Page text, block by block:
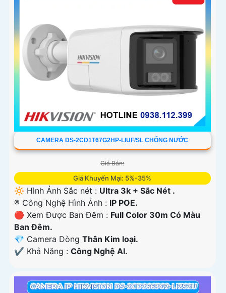
CAMERA DS-2CD1T67G2HP-LIUF/SL CHỐNG NƯỚC
Giá Bán:
Giá Khuyến Mại: 5%-35%
🔆 Hình Ảnh Sắc nét : Ultra 3k + Sắc Nét .
®️ Công Nghệ Hình Ảnh : IP POE.
🔴 Xem Được Ban Đêm : Full Color 30m Có Màu
Ban Ðêm.
💎 Camera Dòng Thân Kim loại.
️✔️ Khả Năng : Công Nghệ AI.